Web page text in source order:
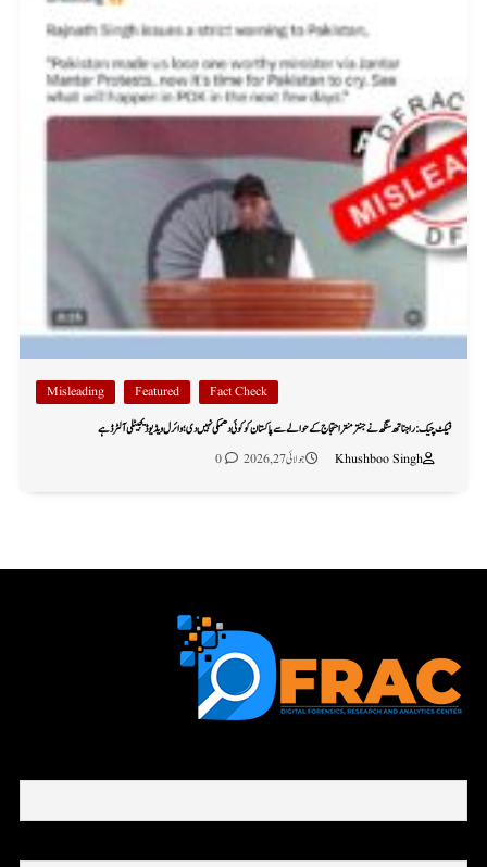
Fact Check
Featured
Misleading
فیکٹ چیک: راجناتھ سنگھ نے جنتر منتر احتجاج کے حوالے سے پاکستان کو کوئی دھمکی نہیں دی؛ وائرل ویڈیو ڈیجیٹلی آلٹرڈ ہے
Khushboo Singh
جولائی 27, 2026 0